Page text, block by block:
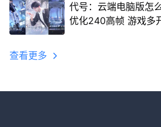
代号：云端电脑版怎
优化240高帧 游戏多
查看更多